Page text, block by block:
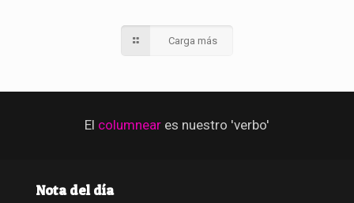
Carga más
El columnear es nuestro 'verbo'
Nota del día